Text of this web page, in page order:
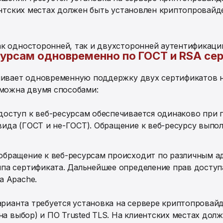
местах должен быть установлен
односторонней, так и двухсторонней
одновременно по ГОСТ и RSA
одновременную поддержку двух сертификатов
двумя способами:
к веб-ресурсам обеспечивается одинаково при
(ГОСТ и не-ГОСТ). Обращение к веб-ресурсу
к веб-ресурсам происходит по различным
сертификата. Дальнейшее определение прав
Apache.
требуется установка на сервере
выбор) и ПО Trusted TLS. На клиентских местах